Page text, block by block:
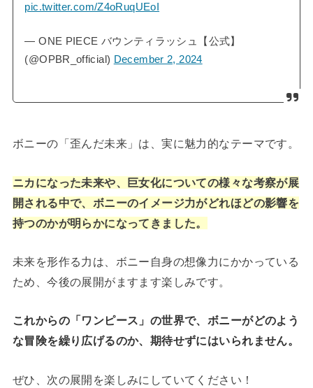
pic.twitter.com/Z4oRuqUEoI
— ONE PIECE バウンティラッシュ【公式】
(@OPBR_official) December 2, 2024
ボニーの「歪んだ未来」は、実に魅力的なテーマです。
ニカになった未来や、巨女化についての様々な考察が展
開される中で、ボニーのイメージ力がどれほどの影響を
持つのかが明らかになってきました。
未来を形作る力は、ボニー自身の想像力にかかっている
ため、今後の展開がますます楽しみです。
これからの「ワンピース」の世界で、ボニーがどのよう
な冒険を繰り広げるのか、期待せずにはいられません。
ぜひ、次の展開を楽しみにしていてください！